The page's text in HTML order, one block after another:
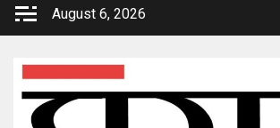
Skip
August 6, 2026